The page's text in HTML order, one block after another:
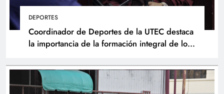
DEPORTES
Coordinador de Deportes de la UTEC destaca
la importancia de la formación integral de los